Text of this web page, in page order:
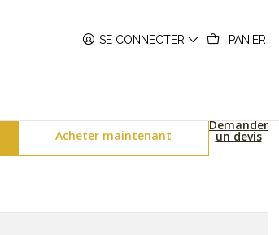
SE CONNECTER PANIER
Acheter maintenant
Demander
un devis